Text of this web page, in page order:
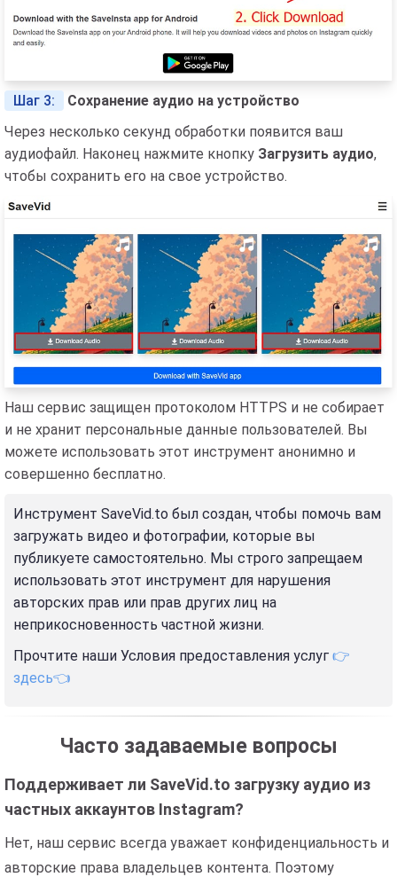
Шаг 3:
Сохранение аудио на устройство
Через несколько секунд обработки появится ваш
аудиофайл. Наконец нажмите кнопку Загрузить аудио,
чтобы сохранить его на свое устройство.
Наш сервис защищен протоколом HTTPS и не собирает
и не хранит персональные данные пользователей. Вы
можете использовать этот инструмент анонимно и
совершенно бесплатно.
Инструмент SaveVid.to был создан, чтобы помочь вам
загружать видео и фотографии, которые вы
публикуете самостоятельно. Мы строго запрещаем
использовать этот инструмент для нарушения
авторских прав или прав других лиц на
неприкосновенность частной жизни.
Прочтите наши Условия предоставления услуг 👉
здесь👈
Часто задаваемые вопросы
Поддерживает ли SaveVid.to загрузку аудио из
частных аккаунтов Instagram?
Нет, наш сервис всегда уважает конфиденциальность и
авторские права владельцев контента. Поэтому